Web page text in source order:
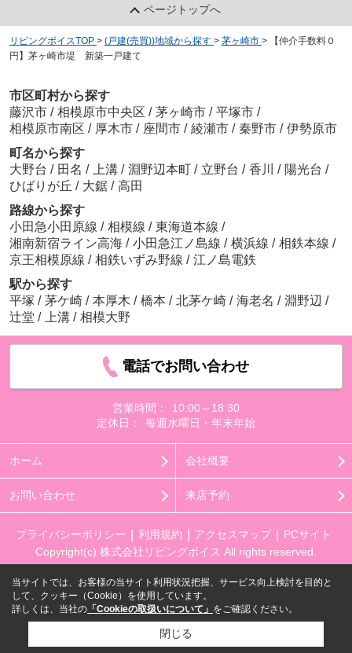
ページトップへ
リビングボイスTOP > (戸建(売買))地域から探す > 茅ヶ崎市 >
【仲介手数料０
円】茅ヶ崎市堤 新築一戸建て
市区町村から探す
藤沢市 / 相模原市中央区 / 茅ヶ崎市 / 平塚市 /
相模原市南区 / 厚木市 / 座間市 / 綾瀬市 / 秦野市 / 伊勢原市
町名から探す
大野台 / 田名 / 上溝 / 淵野辺本町 / 立野台 / 香川 / 陽光台 /
ひばりが丘 / 大鋸 / 高田
路線から探す
小田急小田原線 / 相模線 / 東海道本線 /
湘南新宿ライン高海 / 小田急江ノ島線 / 横浜線 / 相鉄本線 /
京王相模原線 / 相鉄いずみ野線 / 江ノ島電鉄
駅から探す
平塚 / 茅ケ崎 / 本厚木 / 橋本 / 北茅ケ崎 / 海老名 / 淵野辺 /
辻堂 / 上溝 / 相模大野
電話でお問い合わせ
営業時間：
10:00～18:30
定休日：
毎週水曜日・年末年始
ホーム 会社概要
お問い合わせ 来店予約
プライバシーポリシー 利用規約 アクセスマップ
PCサイト
Copyright(c) 株式会社リビングボイス All rights reserved.
当サイトでは、お客様の当サイト利用状況把握、サービス向上検討を目的と
して、クッキー（Cookie）を使用しています。
詳しくは、当社の 「Cookieの取扱いについて」 をご確認ください。
閉じる